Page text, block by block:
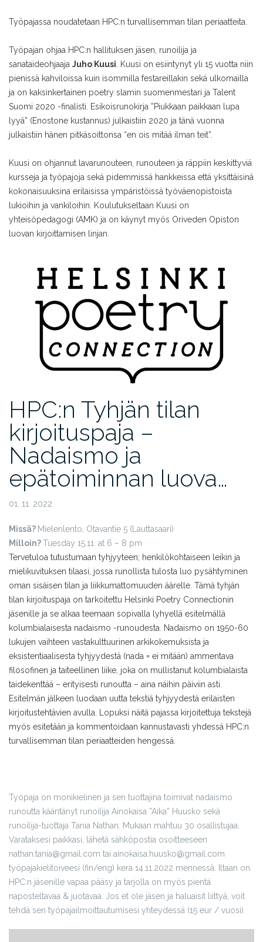
Työpajassa noudatetaan HPC:n turvallisemman tilan periaatteita.
Työpajan ohjaa HPC:n hallituksen jäsen, runoilija ja
sanataideohjaaja Juho Kuusi . Kuusi on esiintynyt yli 15 vuotta niin
pienissä kahviloissa kuin isommilla festareillakin sekä ulkomailla
ja on kaksinkertainen poetry slamin suomenmestari ja Talent
Suomi 2020 -finalisti. Esikoisrunokirja ”Piukkaan paikkaan lupa
lyyä” (Enostone kustannus) julkaistiin 2020 ja tänä vuonna
julkaistiin hänen pitkäsoittonsa “en ois mitää ilman teit”.
Kuusi on ohjannut lavarunouteen, runouteen ja räppiin keskittyviä
kursseja ja työpajoja sekä pidemmissä hankkeissa että yksittäisinä
kokonaisuuksina erilaisissa ympäristöissä työväenopistoista
lukioihin ja vankiloihin. Koulutukseltaan Kuusi on
yhteisöpedagogi (AMK) ja on käynyt myös Oriveden Opiston
luovan kirjoittamisen linjan.
HPC:n Tyhjän tilan
kirjoituspaja –
Nadaismo ja
epätoiminnan luova…
01. 11. 2022
Missä? Mielenlento, Otavantie 5 (Lauttasaari)
Milloin?Tuesday 15.11. at 6 – 8 pm
Tervetuloa tutustumaan tyhjyyteen; henkilökohtaiseen leikin ja
mielikuvituksen tilaasi, jossa runollista tulosta luo pysähtyminen
oman sisäisen tilan ja liikkumattomuuden äärelle. Tämä tyhjän
tilan kirjoituspaja on tarkoitettu Helsinki Poetry Connectionin
jäsenille ja se alkaa teemaan sopivalla lyhyellä esitelmällä
kolumbialaisesta nadaismo -runoudesta. Nadaismo on 1950-60
lukujen vaihteen vastakulttuurinen arkikokemuksista ja
eksistentiaalisesta tyhjyydestä (nada = ei mitään) ammentava
filosofinen ja taiteellinen liike, joka on mullistanut kolumbialaista
taidekenttää – erityisesti runoutta – aina näihin päiviin asti.
Esitelmän jälkeen luodaan uutta tekstiä tyhjyydestä erilaisten
kirjoitustehtävien avulla. Lopuksi näitä pajassa kirjoitettuja tekstejä
myös esitetään ja kommentoidaan kannustavasti yhdessä HPC:n
turvallisemman tilan periaatteiden hengessä.
Työpaja on monikielinen ja sen tuottajina toimivat nadaismo
runoutta kääntänyt runoilija Ainokaisa ”Aika” Huusko sekä
runoilija-tuottaja Tania Nathan. Mukaan mahtuu 30 osallistujaa.
Varataksesi paikkasi, lähetä sähköpostia osoitteeseen
nathan.tania@gmail.com tai ainokaisa.huusko@gmail.com
työpajakielitoiveesi (fin/eng) kera 14.11.2022 mennessä. Iltaan on
HPC:n jäsenille vapaa pääsy ja tarjolla on myös pientä
naposteltavaa & juotavaa. Jos et ole jäsen ja haluaisit liittyä, voit
tehdä sen työpajailmoittautumisesi yhteydessä (15 eur / vuosi).